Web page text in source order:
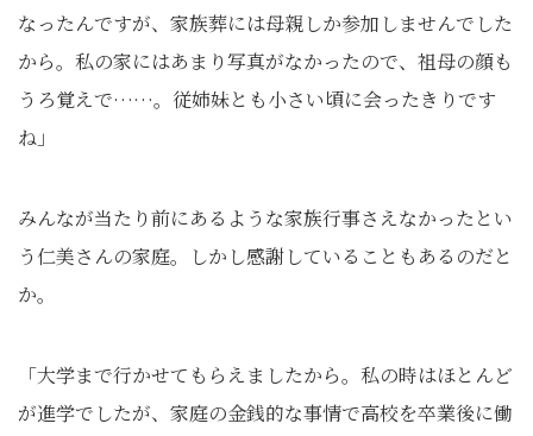
なったんですが、家族葬には母親しか参加しませんでした
から。私の家にはあまり写真がなかったので、祖母の顔も
うろ覚えで……。従姉妹とも小さい頃に会ったきりです
ね」
みんなが当たり前にあるような家族行事さえなかったとい
う仁美さんの家庭。しかし感謝していることもあるのだと
か。
「大学まで行かせてもらえましたから。私の時はほとんど
が進学でしたが、家庭の金銭的な事情で高校を卒業後に働